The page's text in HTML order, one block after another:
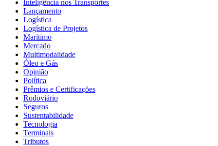
Inteligência nos Transportes
Lançamento
Logística
Logística de Projetos
Marítimo
Mercado
Multimodalidade
Óleo e Gás
Opinião
Política
Prêmios e Certificações
Rodoviário
Seguros
Sustentabilidade
Tecnologia
Terminais
Tributos